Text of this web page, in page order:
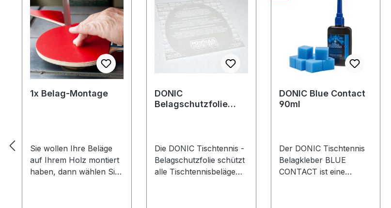
1x Belag-Montage
Sie wollen Ihre Beläge
auf Ihrem Holz montiert
haben, dann wählen Sie
DONIC
Belagschutzfolie
Die DONIC Tischtennis -
Belagschutzfolie schützt
alle Tischtennisbeläge
DONIC Blue Contact
90ml
Der DONIC Tischtennis
Belagkleber BLUE
CONTACT ist eine